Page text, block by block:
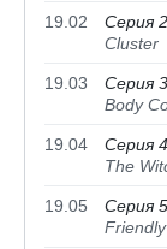
19.02
Серия 2
Cluster
19.03
Серия 3
Body
19.04
Серия 4
The
19.05
Серия 5